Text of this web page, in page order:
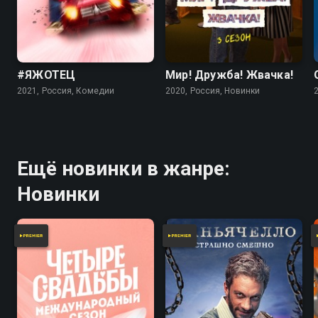
Посмотреть онлайн 3 сезон сериала ЖУКИ вы
можете совершенно бесплатно в хорошем HD
качестве на Смотрёшке
#ЯЖОТЕЦ
2021, Россия, Комедии
Мир! Дружба! Жвачка!
2020, Россия, Новинки
Ещё новинки в жанре:
Новинки